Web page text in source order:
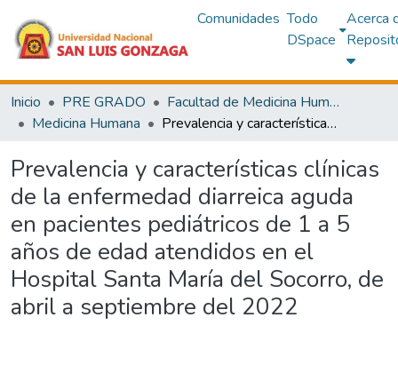
Comunidades Todo
DSpace
Acerca
Inicio PRE GRADO
Facultad de Medicina Humana
Medicina Humana
Prevalencia y características clínicas de la enfermedad diarreica aguda en pacientes pediátricos de 1 a 5 años de edad atendidos en el Hospital Santa María del Socorro, de abril a septiembre del 2022
Prevalencia y características clínicas
de la enfermedad diarreica aguda
en pacientes pediátricos de 1 a 5
años de edad atendidos en el
Hospital Santa María del Socorro, de
abril a septiembre del 2022